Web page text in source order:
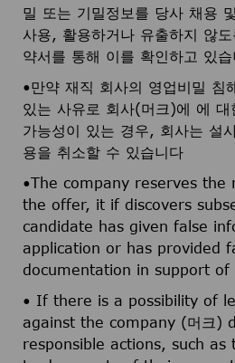
밀 또는 기밀정보를 당사 채용
사용, 활용하거나 유출하지 않
약서를 통해 이를 확인하고 있습
•만약 재직 회사의 영업비밀 침
있는 사유로 회사(머크)에 에
가능성이 있는 경우, 회사는 설
용을 취소할 수 있습니다
•The company reserves
the offer, it if discovers
candidate has given false
application or has provided
documentation in support of
• If there is a possibility of
against the company (머크)
responsible actions, such